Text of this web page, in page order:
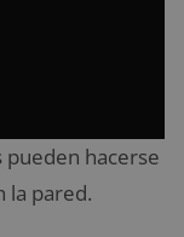
pueden hacerse
la pared.